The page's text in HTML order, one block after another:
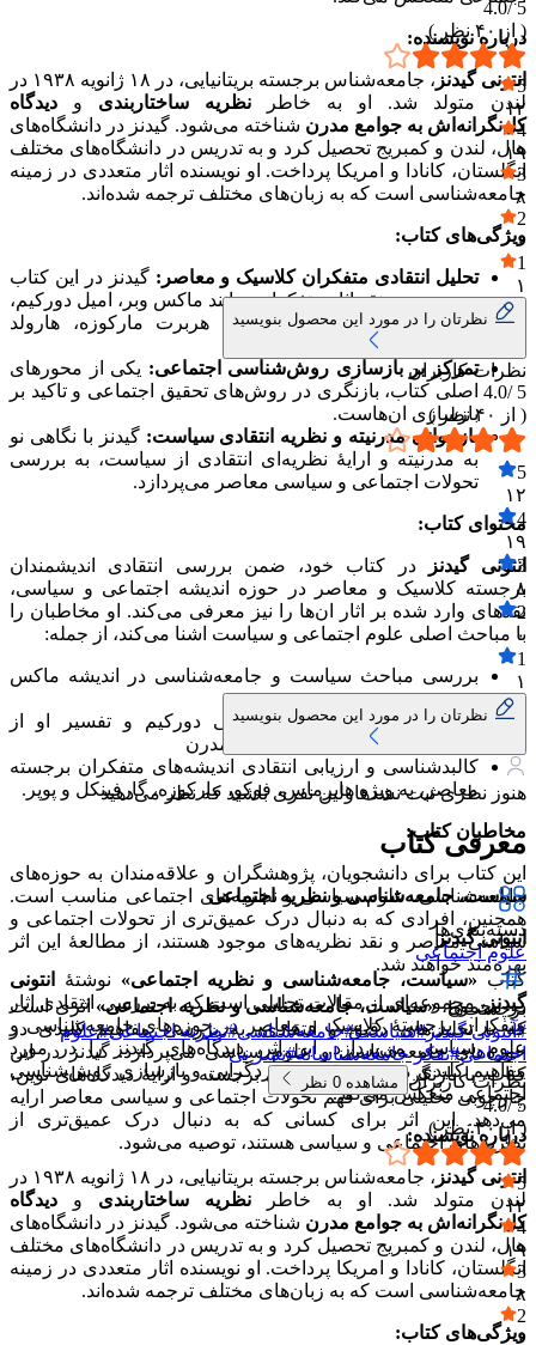
درباره نویسنده:
انتونی گیدنز
، جامعه‌شناس برجسته بریتانیایی، در ۱۸ ژانویه ۱۹۳۸ در
لندن متولد شد. او به خاطر نظریه ساختاربندی و دیدگاه
کل‌نگرانه‌اش به جوامع مدرن شناخته می‌شود. گیدنز در دانشگاه‌های
هال، لندن و کمبریج تحصیل کرد و به تدریس در دانشگاه‌های مختلف
انگلستان، کانادا و امریکا پرداخت. او نویسنده اثار متعددی در زمینه
جامعه‌شناسی است که به زبان‌های مختلف ترجمه شده‌اند.
ویژگی‌های کتاب:
تحلیل انتقادی متفکران کلاسیک و معاصر: گیدنز در این کتاب
به بررسی و نقد اثار متفکرانی مانند ماکس وبر، امیل دورکیم،
یورگن هابرماس، میشل فوکو، هربرت مارکوزه، هارولد
گارفینکل و کارل پوپر می‌پردازد.​
تمرکز بر بازسازی روش‌شناسی اجتماعی: یکی از محورهای
اصلی کتاب، بازنگری در روش‌های تحقیق اجتماعی و تاکید بر
بازسازی ان‌هاست.​
بازخوانی مدرنیته و نظریه انتقادی سیاست: گیدنز با نگاهی نو
به مدرنیته و ارایهٔ نظریه‌ای انتقادی از سیاست، به بررسی
تحولات اجتماعی و سیاسی معاصر می‌پردازد.​
محتوای کتاب:
انتونی گیدنزدر کتاب خود، ضمن بررسی انتقادی اندیشمندان
برجسته کلاسیک و معاصر در حوزه اندیشه اجتماعی و سیاسی،
نقدهای وارد شده بر اثار ان‌ها را نیز معرفی می‌کند. او مخاطبان را
با مباحث اصلی علوم اجتماعی و سیاست اشنا می‌کند، از جمله:
بررسی مباحث سیاست و جامعه‌شناسی در اندیشه ماکس
وبر
تحلیل‌های جامعه‌شناسی سیاسی دورکیم و تفسیر او از
فردگرایی و همبستگی در جوامع مدرن
کالبدشناسی و ارزیابی انتقادی اندیشه‌های متفکران برجسته
معاصر، به ویژه هابرماس، فوکو، مارکوزه، گارفینکل و پوپر.
مخاطبان کتاب:
این کتاب برای دانشجویان، پژوهشگران و علاقه‌مندان به حوزه‌های
جامعه‌شناسی، علوم سیاسی و نظریه‌های اجتماعی مناسب است.
همچنین، افرادی که به دنبال درک عمیق‌تری از تحولات اجتماعی و
سیاسی معاصر و نقد نظریه‌های موجود هستند، از مطالعهٔ این اثر
بهره‌مند خواهند شد.​
در مجموع،«سیاست، جامعه‌شناسی و نظریه اجتماعی»اثری است
که با تحلیل‌های دقیق و انتقادی، به بررسی مفاهیم کلیدی در
حوزه‌های جامعه‌شناسی و علوم سیاسی می‌پردازد. گیدنز در این
کتاب، با بازنگری در اثار متفکران برجسته و ارایهٔ دیدگاه‌های نوین،
چارچوبی تحلیلی برای فهم تحولات اجتماعی و سیاسی معاصر ارایه
می‌دهد. این اثر برای کسانی که به دنبال درک عمیق‌تری از
نظریه‌های اجتماعی و سیاسی هستند، توصیه می‌شود.​
5 /
4.0
( از ۴۰ نظر )
5
۱۲
4
۱۹
3
۸
2
۰
1
۱
نظرتان را در مورد این محصول بنویسید
نظرات کاربران
5 /
4.0
( از
۴۰ نظر )
5
۱۲
4
۱۹
3
۸
2
۰
1
۱
نظرتان را در مورد این محصول بنویسید
هنوز نظری ثبت نشدهاولین نفری باشید که نظر می‌دهید
معرفی کتاب
سیاست، جامعه‌شناسی و نظریه اجتماعی
انتونی گیدنز
کتاب «سیاست، جامعه‌شناسی و نظریه اجتماعی» نوشتهٔ انتونی
گیدنز، مجموعه‌ای از مقالات تحلیلی است که به بررسی انتقادی اثار
متفکران برجستهٔ کلاسیک و معاصر در حوزه‌های جامعه‌شناسی و
علوم سیاسی می‌پردازد. این اثر، دیدگاه‌های گیدنز را در مورد
مفاهیم کلیدی مدرنیته، قدرت، فردگرایی و بازسازی روش‌شناسی
اجتماعی منعکس می‌کند.​
درباره نویسنده:
انتونی گیدنز
، جامعه‌شناس برجسته بریتانیایی، در ۱۸ ژانویه ۱۹۳۸ در
لندن متولد شد. او به خاطر نظریه ساختاربندی و دیدگاه
کل‌نگرانه‌اش به جوامع مدرن شناخته می‌شود. گیدنز در دانشگاه‌های
هال، لندن و کمبریج تحصیل کرد و به تدریس در دانشگاه‌های مختلف
انگلستان، کانادا و امریکا پرداخت. او نویسنده اثار متعددی در زمینه
جامعه‌شناسی است که به زبان‌های مختلف ترجمه شده‌اند.
ویژگی‌های کتاب:
دسته‌بندی‌ها
علوم اجتماعی
برچسب‌ها
#آنتونی گیدنز#سیاست#جامعه‌شناسی#نظریه اجتماعی#علوم
اجتماعی#تفکر جامعه‌شناسانه#نشر نی
نظرات کاربران مشاهده 0 نظر
5 /
4.0
( از ۴۰ نظر )
5
۱۲
4
۱۹
3
۸
2
۰